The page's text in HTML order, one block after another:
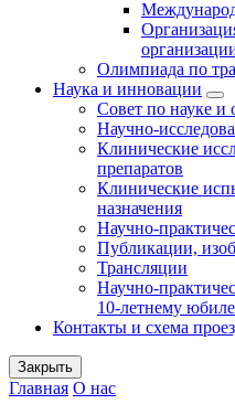
Олимпиада по
Наука и инновации
Совет по науке и
Научно-
Клинические
препаратов
Клинические
назначения
Научно-
Публикации,
Трансляции
Научно-
10-летнему
Контакты и схема
Закрыть
Главная О нас